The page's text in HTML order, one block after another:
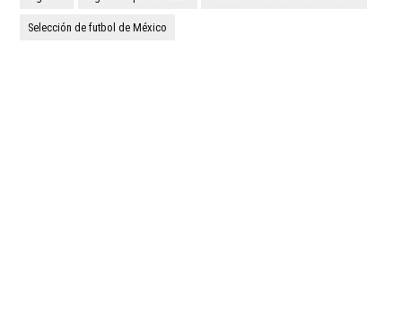
Selección de futbol de México